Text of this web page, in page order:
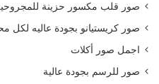
صور قلب مكسور حزينة
صور كريستيانو بجودة عاليه لكل
اجمل صور أكلات
صور للرسم بجودة عالية